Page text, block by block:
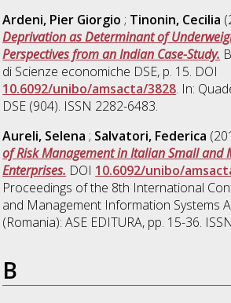
Ardeni, Pier Giorgio ; Tinonin, Cecilia
Deprivation as Determinant of
Perspectives from an Indian Case-Study.
di Scienze economiche DSE, p. 15. DOI
10.6092/unibo/amsacta/3828. In:
DSE (904). ISSN 2282-6483.
Aureli, Selena ; Salvatori, Federica
of Risk Management in Italian Small and
Enterprises. DOI 10.6092/unibo/
Proceedings of the 8th International
and Management Information Systems
(Romania): ASE EDITURA, pp. 15-36.
B